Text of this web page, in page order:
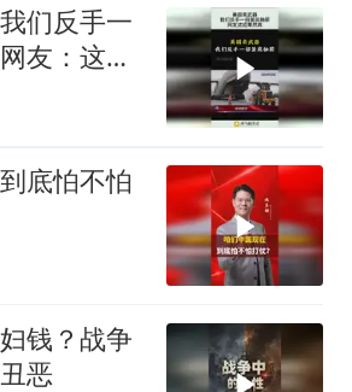
们反手一
友：这招
底怕不怕
钱？战争
恶